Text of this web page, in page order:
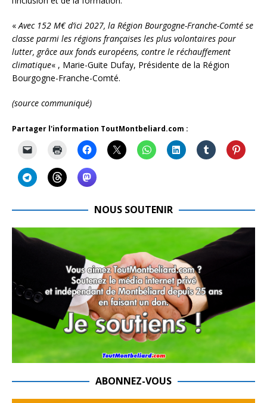
«Avec 152 M€ d’ici 2027, la Région Bourgogne-Franche-Comté se
classe parmi les régions françaises les plus volontaires pour
lutter, grâce aux fonds européens, contre le réchauffement
climatique« , Marie-Guite Dufay, Présidente de la Région
Bourgogne-Franche-Comté.
(source communiqué)
Partager l'information ToutMontbeliard.com :
NOUS SOUTENIR
ABONNEZ-VOUS